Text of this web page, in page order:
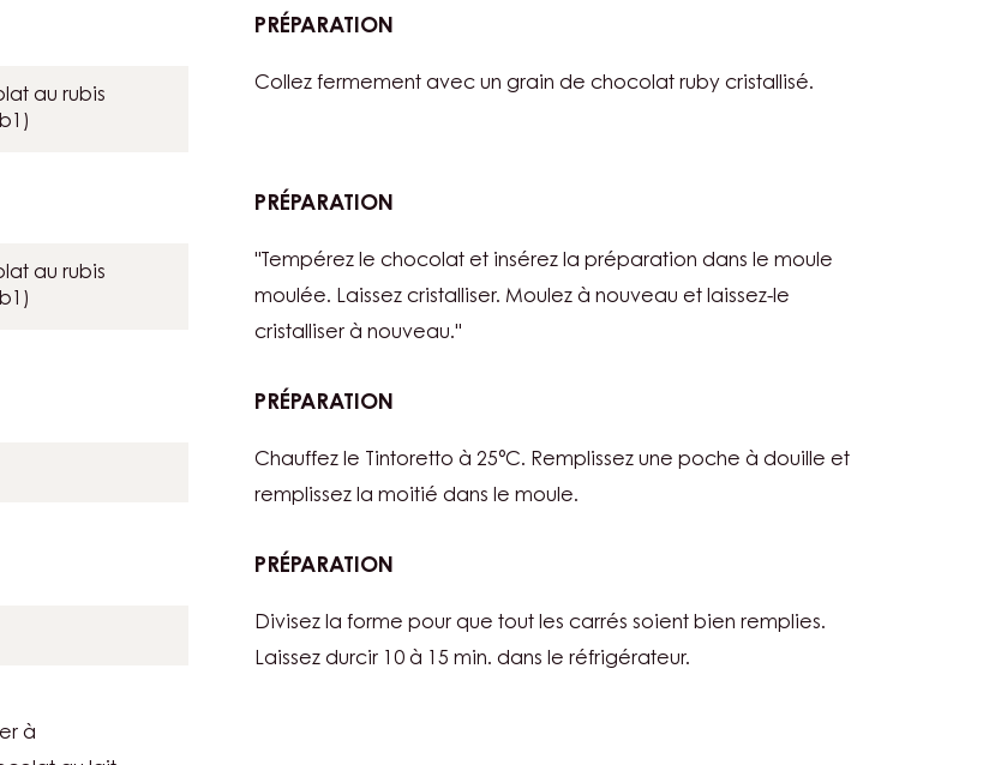
au rubis
PRÉPARATION
RUBY
Collez fermement avec un grain de chocolat ruby cristallisé.
au rubis
PRÉPARATION
RUBY
"Tempérez le chocolat et insérez la préparation dans le moule
moulée. Laissez cristalliser. Moulez à nouveau et laissez-le
cristalliser à nouveau."
PRÉPARATION
RUBY
Chauffez le Tintoretto à 25°C. Remplissez une poche à douille et
remplissez la moitié dans le moule.
PRÉPARATION
RUBY
Divisez la forme pour que tout les carrés soient bien remplies.
Laissez durcir 10 à 15 min. dans le réfrigérateur.
à